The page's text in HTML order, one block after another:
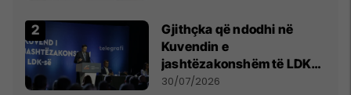
Gjithçka që ndodhi në
Kuvendin e
jashtëzakonshëm të LDK-
së
30/07/2026